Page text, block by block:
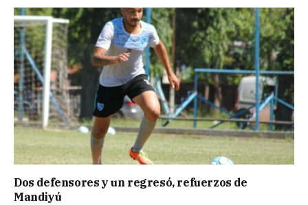
Dos defensores y un regresó, refuerzos de
Mandiyú